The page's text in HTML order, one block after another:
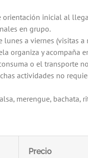
orientación inicial al
en grupo.
a viernes (visitas
organiza y
o el transporte
actividades no
merengue, bachata,
Precio